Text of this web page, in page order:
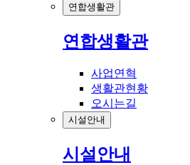
연합생활관
연합생활관
사업연혁
생활관현황
오시는길
시설안내
시설안내